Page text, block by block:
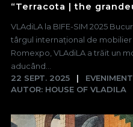
“Terracota | the
VLAdiLA la BIFE-SIM 2025
târgul internațional de mobilier
Romexpo, VLAdiLA a trăit un
aducând...
22 SEPT. 2025
AUTOR: HOUSE OF VLADILA